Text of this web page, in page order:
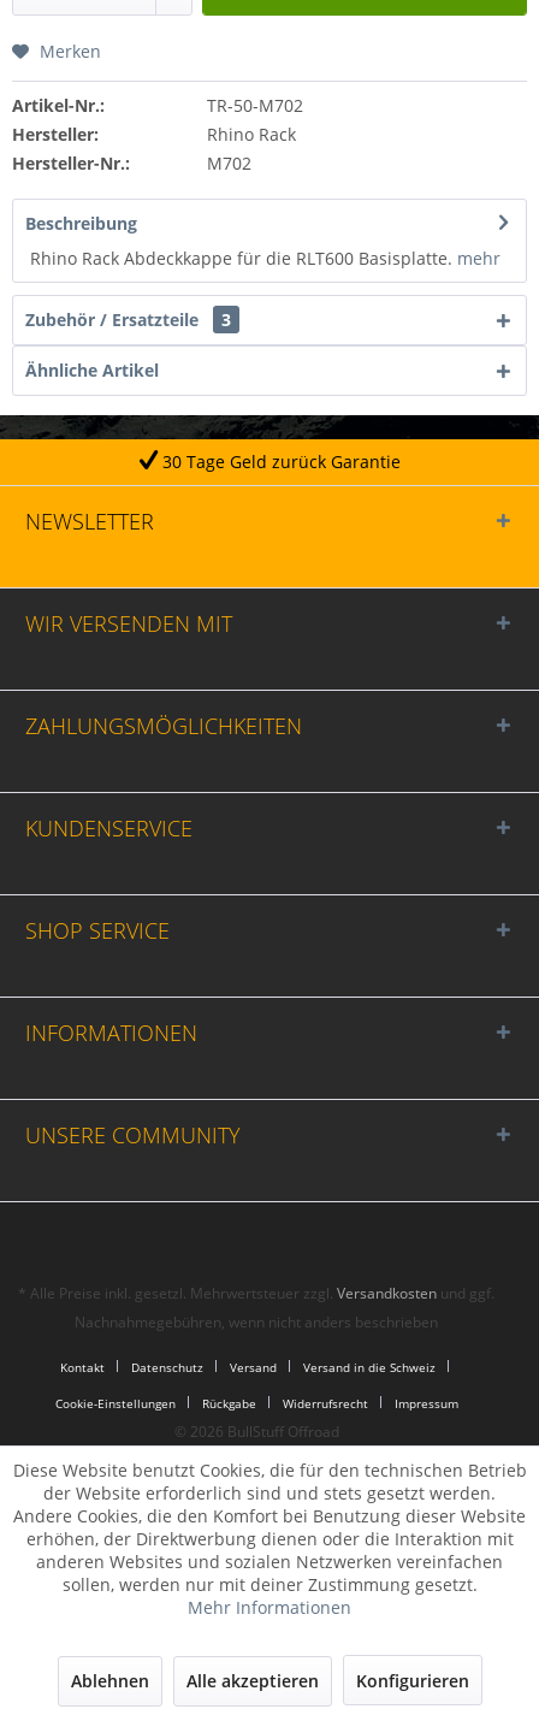
Merken
Artikel-Nr.:
TR-50-M702
Hersteller:
Rhino Rack
Hersteller-Nr.:
M702
Beschreibung
Rhino Rack Abdeckkappe für die RLT600 Basisplatte. mehr
Zubehör / Ersatzteile 3
Ähnliche Artikel
30 Tage Geld zurück Garantie
NEWSLETTER
WIR VERSENDEN MIT
ZAHLUNGSMÖGLICHKEITEN
KUNDENSERVICE
SHOP SERVICE
INFORMATIONEN
UNSERE COMMUNITY
* Alle Preise inkl. gesetzl. Mehrwertsteuer zzgl.Versandkosten und ggf.
Nachnahmegebühren, wenn nicht anders beschrieben
Kontakt Datenschutz Versand Versand in die Schweiz
Cookie-Einstellungen Rückgabe Widerrufsrecht Impressum
© 2026 BullStuff Offroad
Diese Website benutzt Cookies, die für den technischen Betrieb
der Website erforderlich sind und stets gesetzt werden.
Andere Cookies, die den Komfort bei Benutzung dieser Website
erhöhen, der Direktwerbung dienen oder die Interaktion mit
anderen Websites und sozialen Netzwerken vereinfachen
sollen, werden nur mit deiner Zustimmung gesetzt.
Mehr Informationen
Ablehnen Alle akzeptieren Konfigurieren